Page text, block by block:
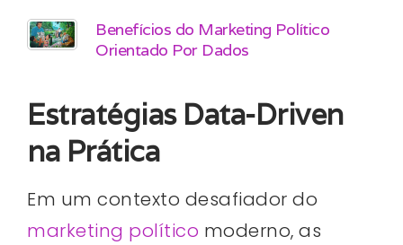
Benefícios do Marketing Político
Orientado Por Dados
Estratégias Data-Driven
na Prática
Em um contexto desafiador do
marketing político moderno, as